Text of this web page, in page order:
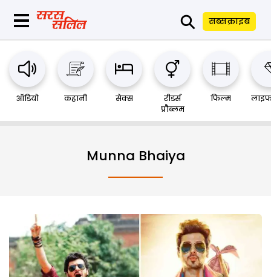
⚲ सब्सक्राइब
ऑडियो कहानी सेक्स
रीडर्स
प्रौब्लम
फिल्म
Munna Bhaiya